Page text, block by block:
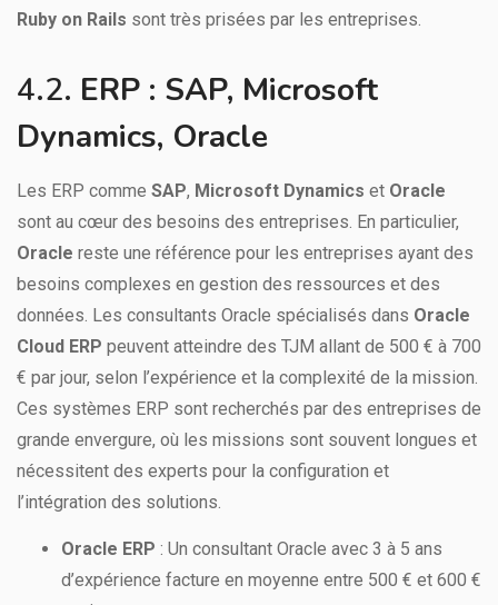
Ruby on Rails sont très prisées par les entreprises.
4.2. ERP : SAP, Microsoft
Dynamics, Oracle
Les ERP comme SAP, Microsoft Dynamics et Oracle
sont au cœur des besoins des entreprises. En particulier,
Oracle reste une référence pour les entreprises ayant des
besoins complexes en gestion des ressources et des
données. Les consultants Oracle spécialisés dans Oracle
Cloud ERP peuvent atteindre des TJM allant de 500 € à 700
€ par jour, selon l’expérience et la complexité de la mission.
Ces systèmes ERP sont recherchés par des entreprises de
grande envergure, où les missions sont souvent longues et
nécessitent des experts pour la configuration et
l’intégration des solutions.
Oracle ERP : Un consultant Oracle avec 3 à 5 ans
d’expérience facture en moyenne entre 500 € et 600 €